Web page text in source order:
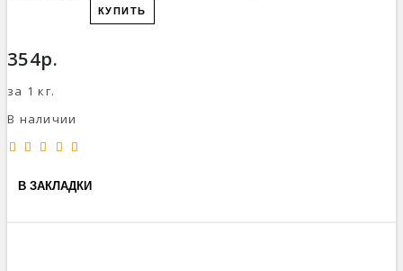
КУПИТЬ
354р.
за 1 кг.
В наличии
В ЗАКЛАДКИ